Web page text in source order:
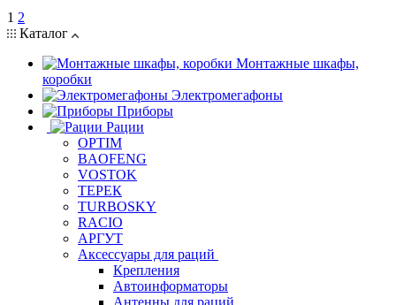
1 2
Каталог
Монтажные шкафы,
коробки
Электромегафоны
Приборы
Рации
OPTIM
BAOFENG
VOSTOK
ТЕРЕК
TURBOSKY
RACIO
АРГУТ
Аксессуары для раций
Крепления
Автоинформаторы
Антенны для раций